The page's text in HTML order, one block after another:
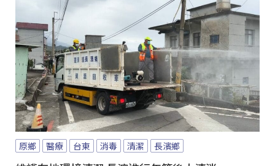
原鄉 醫療 台東 消毒 清潔 長濱鄉